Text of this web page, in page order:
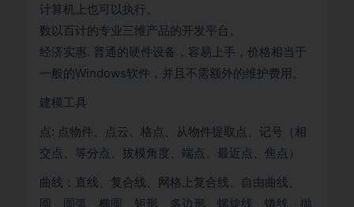
计算机上也可以执行。
数以百计的专业三维产品的开发平台。
经济实惠. 普通的硬件设备，容易上手，价格相当于
一般的Windows软件，并且不需额外的维护费用。
建模工具
点: 点物件、点云、格点、从物件提取点、记号（相
交点、等分点、拔模角度、端点、最近点、焦点）
曲线：直线、复合线、网格上复合线、自由曲线、
圆、圆弧、椭圆、矩形、多边形、螺旋线、蜷线、抛